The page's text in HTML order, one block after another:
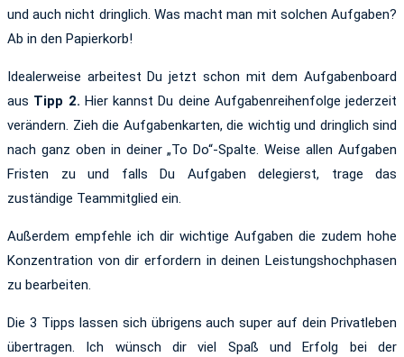
und auch nicht dringlich. Was macht man mit solchen Aufgaben?
Ab in den Papierkorb!
Idealerweise arbeitest Du jetzt schon mit dem Aufgabenboard
aus Tipp 2. Hier kannst Du deine Aufgabenreihenfolge jederzeit
verändern. Zieh die Aufgabenkarten, die wichtig und dringlich sind
nach ganz oben in deiner „To Do“-Spalte. Weise allen Aufgaben
Fristen zu und falls Du Aufgaben delegierst, trage das
zuständige Teammitglied ein.
Außerdem empfehle ich dir wichtige Aufgaben die zudem hohe
Konzentration von dir erfordern in deinen Leistungshochphasen
zu bearbeiten.
Die 3 Tipps lassen sich übrigens auch super auf dein Privatleben
übertragen. Ich wünsch dir viel Spaß und Erfolg bei der